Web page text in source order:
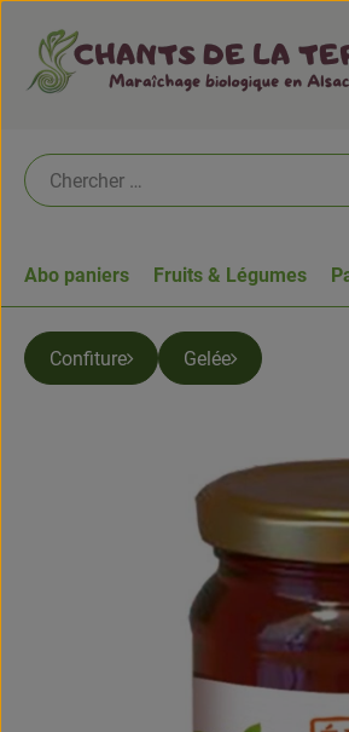
Abo paniers Fruits & Légumes
Confiture Gelée